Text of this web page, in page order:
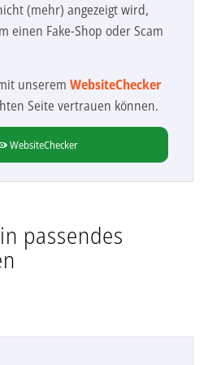
(mehr) angezeigt wird,
einen Fake-Shop oder Scam
unserem WebsiteChecker
Seite vertrauen können.
WebsiteChecker
passendes